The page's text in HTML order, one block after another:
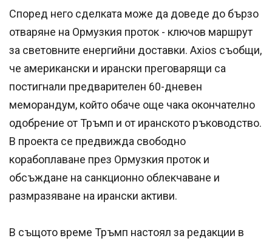
Според него сделката може да доведе до бързо
отваряне на Ормузкия проток - ключов маршрут
за световните енергийни доставки. Axios съобщи,
че американски и ирански преговарящи са
постигнали предварителен 60-дневен
меморандум, който обаче още чака окончателно
одобрение от Тръмп и от иранското ръководство.
В проекта се предвижда свободно
корабоплаване през Ормузкия проток и
обсъждане на санкционно облекчаване и
размразяване на ирански активи.
В същото време Тръмп настоял за редакции в